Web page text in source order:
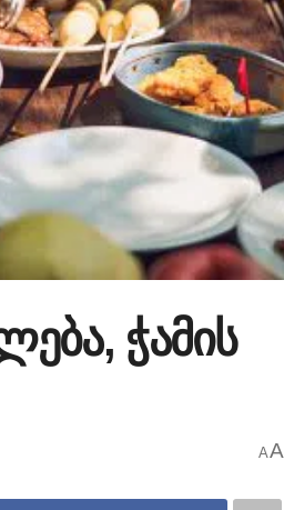
ჭამის
AA